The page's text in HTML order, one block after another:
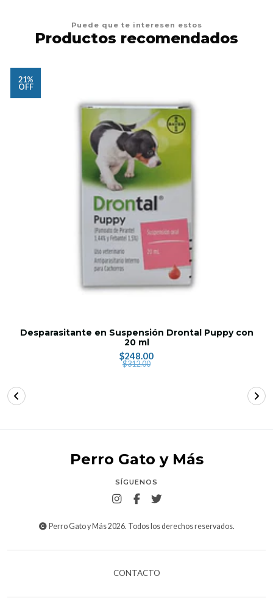
Puede que te interesen estos
Productos recomendados
21%
OFF
Desparasitante en Suspensión Drontal Puppy con
20 ml
$248.00
$312.00
Perro Gato y Más
SÍGUENOS
Perro Gato y Más 2026. Todos los derechos reservados.
CONTACTO